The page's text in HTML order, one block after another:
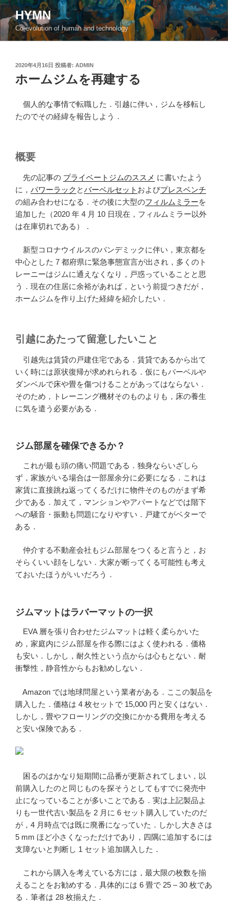
コ
ン
テ
ン
HYMN
Co-evolution of human and technology
投
日:
2020年4月16日 投稿者: ADMIN
ホームジムを再建する
個人的な事情で転職した．引越に伴い，ジムを移転し
たのでその経緯を報告しよう．
概要
先の記事の プライベートジムのススメ に書いたよう
に， パワーラック とバーベルセット およびプレスベンチ
の組み合わせになる．その後に大型のフィルムミラーを
追加した（2020 年 4 月 10 日現在，フィルムミラー以外
は在庫切れである）．
新型コロナウイルスのパンデミックに伴い，東京都を
中心とした 7 都府県に緊急事態宣言が出され，多くのト
レーニーはジムに通えなくなり，戸惑っていることと思
う．現在の住居に余裕があれば，という前提つきだが，
ホームジムを作り上げた経緯を紹介したい．
引越にあたって留意したいこと
引越先は賃貸の戸建住宅である．賃貸であるから出て
いく時には原状復帰が求めれられる．仮にもバーベルや
ダンベルで床や畳を傷つけることがあってはならない．
そのため，トレーニング機材そのものよりも，床の養生
に気を遣う必要がある．
ジム部屋を確保できるか？
これが最も頭の痛い問題である．独身ならいざしら
ず，家族がいる場合は一部屋余分に必要になる．これは
家賃に直接跳ね返ってくるだけに物件そのものがまず希
少である．加えて，マンションやアパートなどでは階下
への騒音・振動も問題になりやすい．戸建てがベターで
ある．
仲介する不動産会社もジム部屋をつくると言うと，お
そらくいい顔をしない．大家が断ってくる可能性も考え
ておいたほうがいいだろう．
ジムマットはラバーマットの一択
EVA 層を張り合わせたジムマットは軽く柔らかいた
め，家庭内にジム部屋を作る際にはよく使われる．価格
も安い．しかし，耐久性という点からは心もとない．耐
衝撃性，静音性からもお勧めしない．
Amazon では地球問屋という業者がある．ここの製品を
購入した．価格は 4 枚セットで 15,000 円と安くはない．
しかし，畳やフローリングの交換にかかる費用を考える
と安い保険である．
困るのはかなり短期間に品番が更新されてしまい，以
前購入したのと同じものを探そうとしてもすでに発売中
止になっていることが多いことである．実は上記製品よ
りも一世代古い製品を 2 月に 6 セット購入していたのだ
が，4 月時点では既に廃番になっていた．しかし大きさは
5 mm ほど小さくなっただけであり，四隅に追加するには
支障ないと判断し 1 セット追加購入した．
これから購入を考えている方には，最大限の枚数を揃
えることをお勧めする．具体的には 6 畳で 25 – 30 枚であ
る．筆者は 28 枚揃えた．